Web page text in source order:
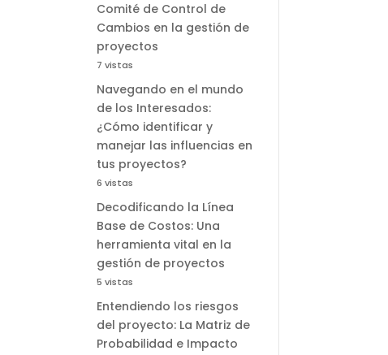
Comité de Control de
Cambios en la gestión de
proyectos
7 vistas
Navegando en el mundo
de los Interesados:
¿Cómo identificar y
manejar las influencias en
tus proyectos?
6 vistas
Decodificando la Línea
Base de Costos: Una
herramienta vital en la
gestión de proyectos
5 vistas
Entendiendo los riesgos
del proyecto: La Matriz de
Probabilidad e Impacto